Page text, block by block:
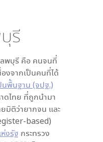
รี
ลพบุรี คือ คนจนที่
งจากเป็นคนที่ได้
นพื้นฐาน (จปฐ.)
ดไทย ที่ถูกนำมา
มิติว่ายากจน และ
based)
งรัฐ กระทรวง